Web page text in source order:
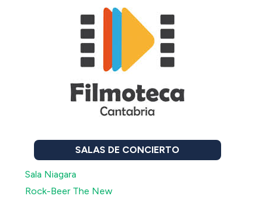
SALAS DE CONCIERTO
Sala Niagara
Rock-Beer The New